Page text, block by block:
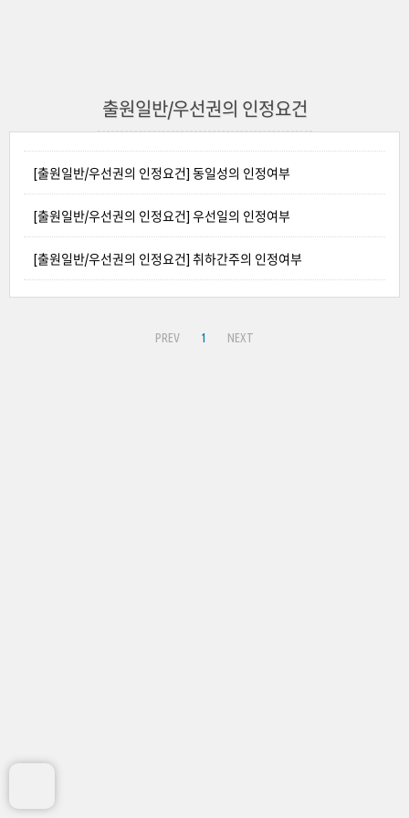
출원일반/우선권의 인정요건
[출원일반/우선권의 인정요건] 동일성의 인정여부
[출원일반/우선권의 인정요건] 우선일의 인정여부
[출원일반/우선권의 인정요건] 취하간주의 인정여부
PREV 1 NEXT